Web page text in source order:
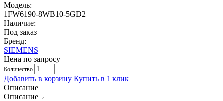
Модель:
1FW6190-8WB10-5GD2
Наличие:
Под заказ
Бренд:
SIEMENS
Цена по запросу
Количество
Добавить в корзину Купить в 1 клик
Описание
Описание